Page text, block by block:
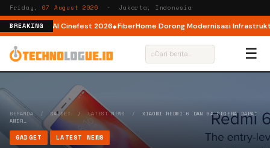
Friday, 07 August 2026 · Jakarta, Indonesia
BREAKING
AI lewat AI Cinefest 2026 FiberHome Dorong Modernisasi Infrastruktur
⌕ ☰
BERANDA /GADGET / LATEST NEWS / XIAOMI REDMI 6 DAN 6A SEGERA DAPAT
ANDR…
GADGET LATEST NEWS